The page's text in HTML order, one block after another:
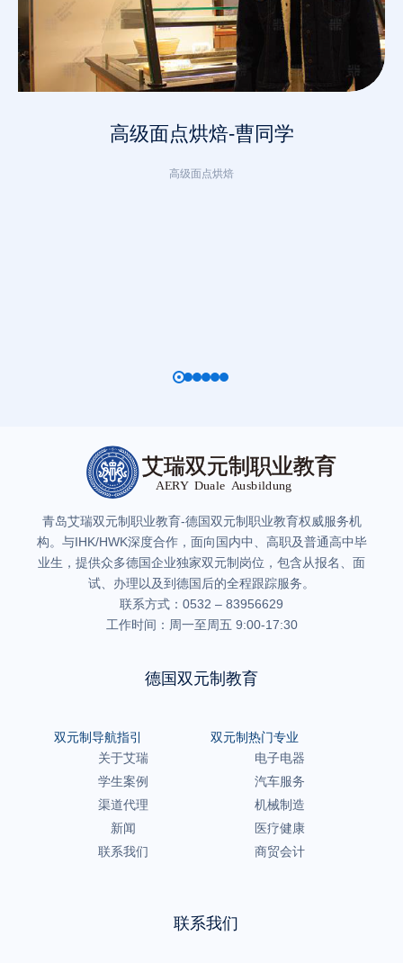
高级面点烘焙-曹同学
高级面点烘焙
青岛艾瑞双元制职业教育-德国双元制职业教育权威服务机
构。与IHK/HWK深度合作，面向国内中、高职及普通高中毕
业生，提供众多德国企业独家双元制岗位，包含从报名、面
试、办理以及到德国后的全程跟踪服务。
联系方式：0532 – 83956629
工作时间：周一至周五 9:00-17:30
德国双元制教育
双元制导航指引
关于艾瑞
学生案例
渠道代理
新闻
联系我们
双元制热门专业
电子电器
汽车服务
机械制造
医疗健康
商贸会计
联系我们